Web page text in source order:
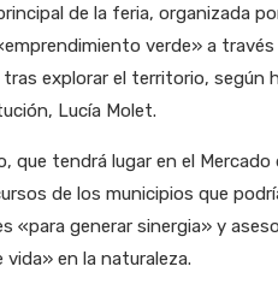
de la feria, organizada
verde» a
explorar el territorio, según
Lucía Molet.
que tendrá lugar en el
de los municipios que
«para generar sinergia» y
en la naturaleza.